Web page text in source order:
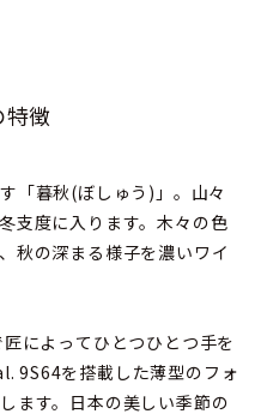
徴
「暮秋(ぼしゅう)」。山々
支度に入ります。木々の色
秋の深まる様子を濃いワイ
によってひとつひとつ手を
9S64を搭載した薄型のフォ
ます。日本の美しい季節の